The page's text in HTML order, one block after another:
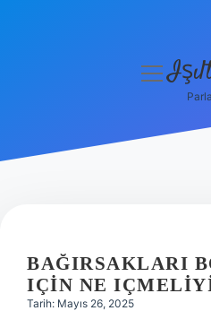
menüyü
BAĞIRSAKLARI
IÇIN NE
Tarih: Mayıs 26, 2025